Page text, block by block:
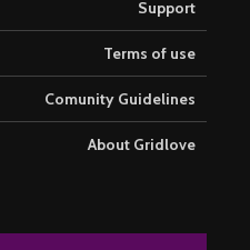
Support
Terms of use
Comunity Guidelines
About Gridlove